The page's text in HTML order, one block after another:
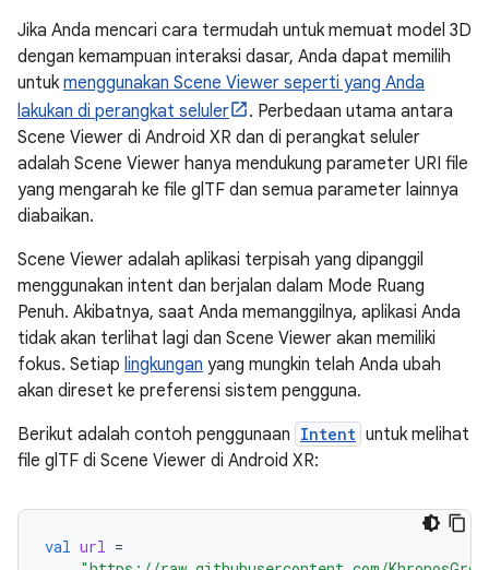
Jika Anda mencari cara termudah untuk memuat model 3D
dengan kemampuan interaksi dasar, Anda dapat memilih
untuk menggunakan Scene Viewer seperti yang Anda
lakukan di perangkat seluler
. Perbedaan utama antara
Scene Viewer di Android XR dan di perangkat seluler
adalah Scene Viewer hanya mendukung parameter URI file
yang mengarah ke file glTF dan semua parameter lainnya
diabaikan.
Scene Viewer adalah aplikasi terpisah yang dipanggil
menggunakan intent dan berjalan dalam Mode Ruang
Penuh. Akibatnya, saat Anda memanggilnya, aplikasi Anda
tidak akan terlihat lagi dan Scene Viewer akan memiliki
fokus. Setiap lingkungan yang mungkin telah Anda ubah
akan direset ke preferensi sistem pengguna.
Berikut adalah contoh penggunaan Intent untuk melihat
file glTF di Scene Viewer di Android XR:
val url =